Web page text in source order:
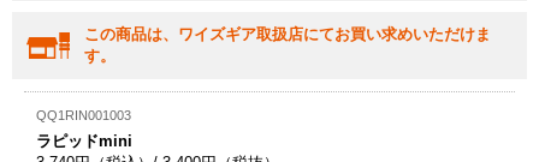
この商品は、ワイズギア取扱店にてお買い求めいただけま
す。
QQ1RIN001003
ラピッドmini